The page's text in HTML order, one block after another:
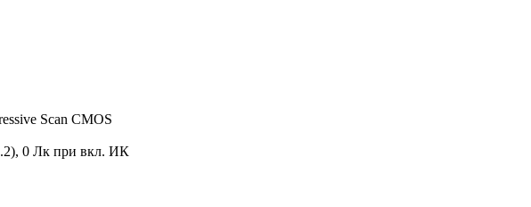
Scan CMOS
0 Лк при вкл. ИК